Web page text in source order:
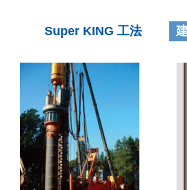
Super KING 工法